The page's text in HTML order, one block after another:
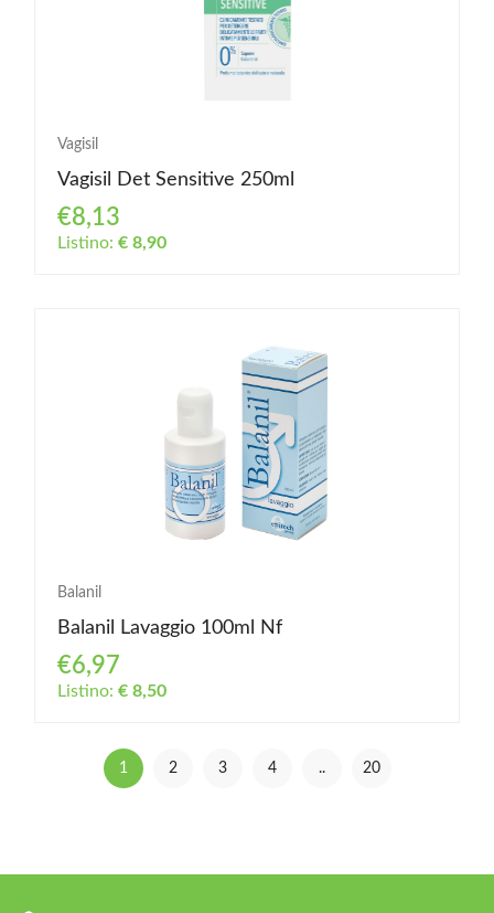
Vagisil
Vagisil Det Sensitive 250ml
€8,13
Listino: € 8,90
Balanil
Balanil Lavaggio 100ml Nf
€6,97
Listino: € 8,50
1 2 3 4 .. 20